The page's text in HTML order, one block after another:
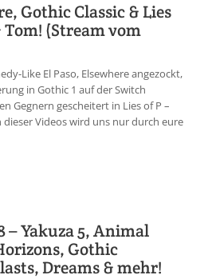
Gothic Classic & Lies
(Stream vom
Like El Paso, Elsewhere angezockt,
in Gothic 1 auf der Switch
Gegnern gescheitert in Lies of P –
Videos wird uns nur durch eure
– Yakuza 5, Animal
Gothic
Dreams & mehr!